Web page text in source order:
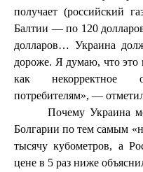
получает (российский
Балтии — по 120
долларов… Украина
дороже. Я думаю, что это
как некорректное
потребителям», —
Почему Украина
Болгарии по тем самым
тысячу кубометров, а
цене в 5 раз ниже